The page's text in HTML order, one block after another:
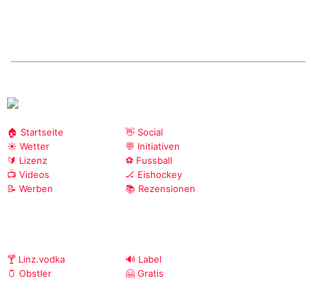
🏠 Startseite
☀️ Wetter
🔰 Lizenz
📺 Videos
📝 Werben
👋 Social
💬 Initiativen
⚽ Fussball
🏒 Eishockey
📚 Rezensionen
🍸 Linz.vodka
🫙 Obstler
🔊 Label
🤗 Gratis